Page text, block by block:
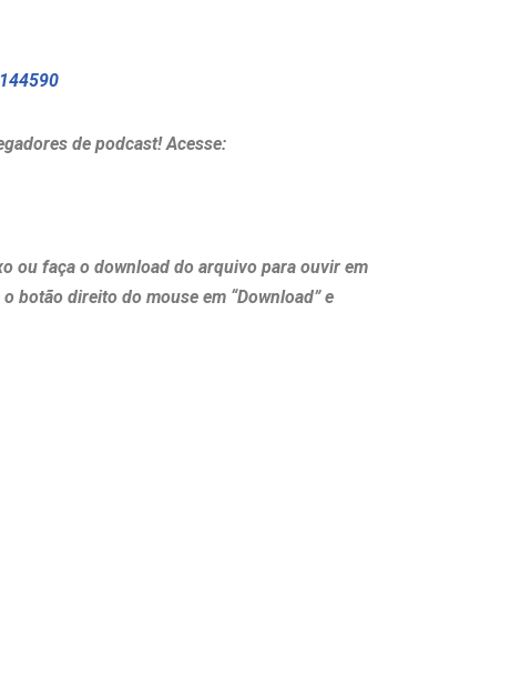
de podcast! Acesse:
ou faça o download do arquivo para ouvir em
botão direito do mouse em “Download” e